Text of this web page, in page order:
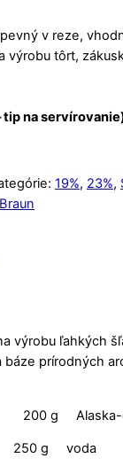
v reze,
výrobu tôrt,
tip na
19%, 23%,
výrobu ľahkých
prírodných
g Alaska-